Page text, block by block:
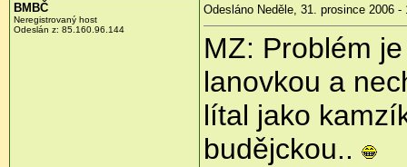
BMBČ
Neregistrovaný host
Odeslán z: 85.160.96.144
Odesláno Neděle, 31. prosince 2006 -
MZ: Problém
lanovkou a
lítal jako
budějckou..